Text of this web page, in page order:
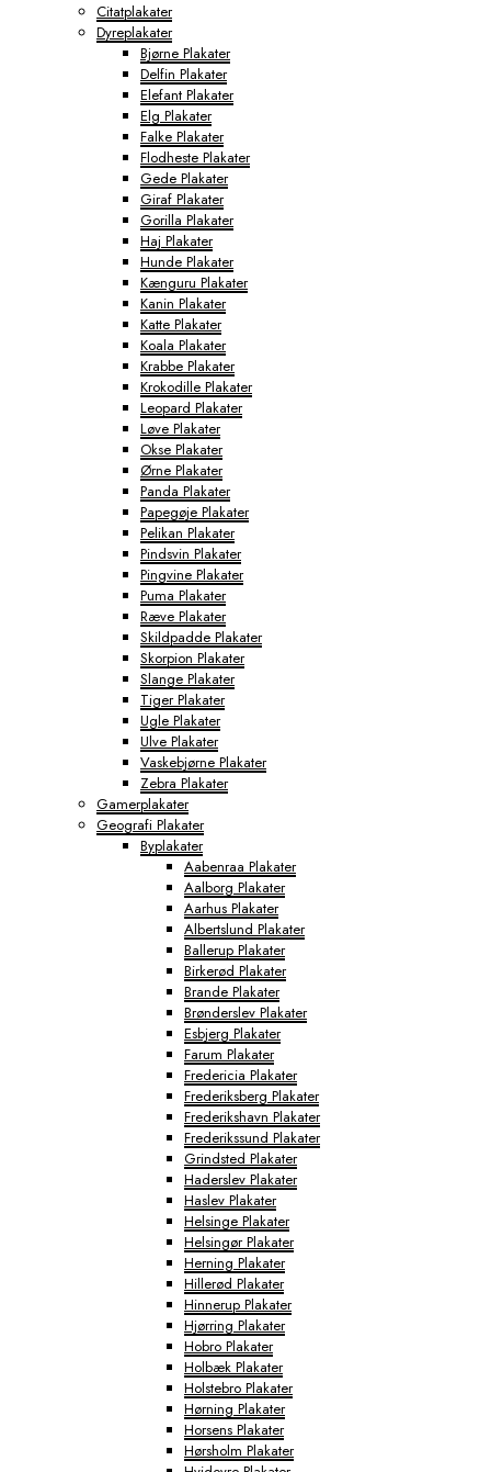
Citatplakater
Dyreplakater
Bjørne Plakater
Delfin Plakater
Elefant Plakater
Elg Plakater
Falke Plakater
Flodheste Plakater
Gede Plakater
Giraf Plakater
Gorilla Plakater
Haj Plakater
Hunde Plakater
Kænguru Plakater
Kanin Plakater
Katte Plakater
Koala Plakater
Krabbe Plakater
Krokodille Plakater
Leopard Plakater
Løve Plakater
Okse Plakater
Ørne Plakater
Panda Plakater
Papegøje Plakater
Pelikan Plakater
Pindsvin Plakater
Pingvine Plakater
Puma Plakater
Ræve Plakater
Skildpadde Plakater
Skorpion Plakater
Slange Plakater
Tiger Plakater
Ugle Plakater
Ulve Plakater
Vaskebjørne Plakater
Zebra Plakater
Gamerplakater
Geografi Plakater
Byplakater
Aabenraa Plakater
Aalborg Plakater
Aarhus Plakater
Albertslund Plakater
Ballerup Plakater
Birkerød Plakater
Brande Plakater
Brønderslev Plakater
Esbjerg Plakater
Farum Plakater
Fredericia Plakater
Frederiksberg Plakater
Frederikshavn Plakater
Frederikssund Plakater
Grindsted Plakater
Haderslev Plakater
Haslev Plakater
Helsinge Plakater
Helsingør Plakater
Herning Plakater
Hillerød Plakater
Hinnerup Plakater
Hjørring Plakater
Hobro Plakater
Holbæk Plakater
Holstebro Plakater
Hørning Plakater
Horsens Plakater
Hørsholm Plakater